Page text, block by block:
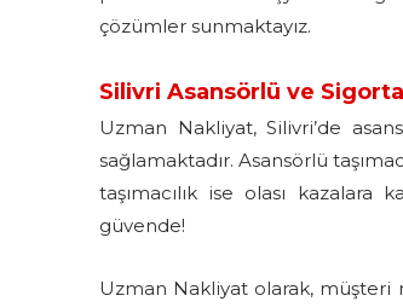
çözümler sunmaktayız.
Silivri Asansörlü ve
Uzman Nakliyat, Silivri’de
sağlamaktadır. Asansörlü
taşımacılık ise olası kazalara
güvende!
Uzman Nakliyat olarak,